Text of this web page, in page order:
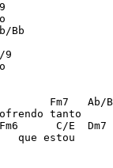
Bb
9
Fm7   Ab/
tanto
C/E  Dm7
que estou